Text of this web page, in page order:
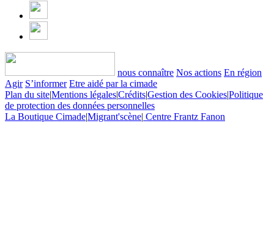
nous connaître Nos actions En région
Agir S’informer Etre aidé par la cimade
Plan du site|Mentions légales|Crédits|Gestion des Cookies|Politique
de protection des données personnelles
La Boutique Cimade|Migrant'scène| Centre Frantz Fanon